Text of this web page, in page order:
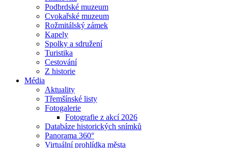
Podbrdské muzeum
Cvokařské muzeum
Rožmitálský zámek
Kapely
Spolky a sdružení
Turistika
Cestování
Z historie
Média
Aktuality
Třemšínské listy
Fotogalerie
Fotografie z akcí 2026
Databáze historických snímků
Panorama 360°
Virtuální prohlídka města